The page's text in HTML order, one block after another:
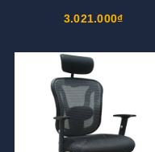
3.021.000₫